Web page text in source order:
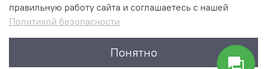
Интернет-магазин NEBBIA.ONLINE
правильную работу сайта и соглашаетесь с нашей
Политикой безопасности
Понятно